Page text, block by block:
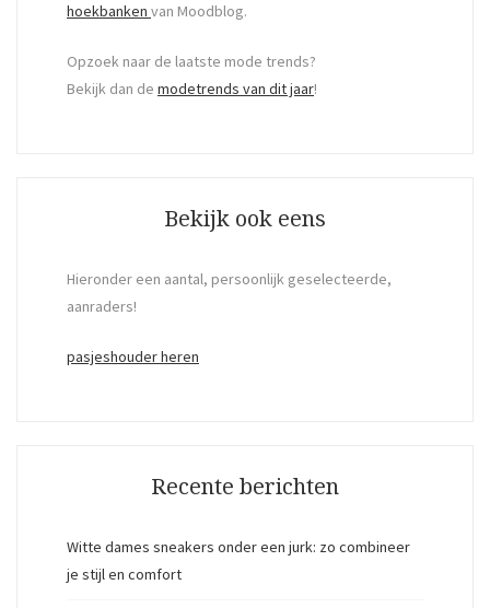
hoekbanken van Moodblog.
Opzoek naar de laatste mode trends?
Bekijk dan de modetrends van dit jaar!
Bekijk ook eens
Hieronder een aantal, persoonlijk geselecteerde,
aanraders!
pasjeshouder heren
Recente berichten
Witte dames sneakers onder een jurk: zo combineer
je stijl en comfort